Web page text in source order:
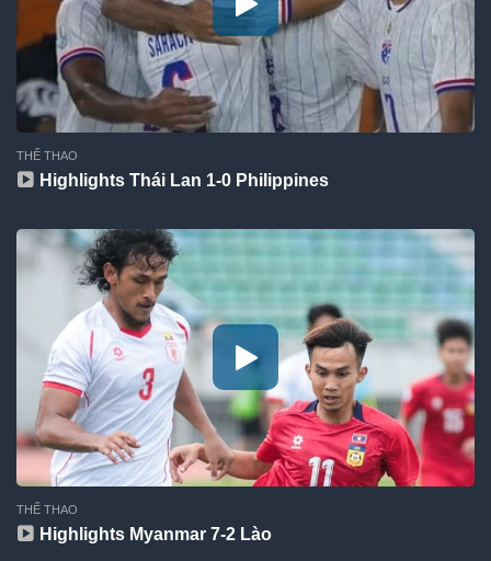
THỂ THAO
Highlights Thái Lan 1-0 Philippines
THỂ THAO
Highlights Myanmar 7-2 Lào